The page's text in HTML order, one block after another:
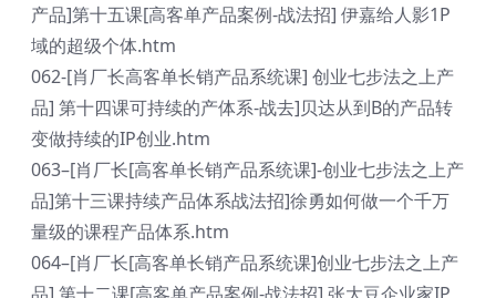
产品]第十五课[高客单产品案例-战法招] 伊嘉给人影1P
域的超级个体.htm
062-[肖厂长高客单长销产品系统课] 创业七步法之上产
品] 第十四课可持续的产体系-战去]贝达从到B的产品转
变做持续的IP创业.htm
063–[肖厂长[高客单长销产品系统课]-创业七步法之上产
品]第十三课持续产品体系战法招]徐勇如何做一个千万
量级的课程产品体系.htm
064–[肖厂长[高客单长销产品系统课]创业七步法之上产
品] 第十二课[高客单产品案例-战法招] 张大豆企业家IP